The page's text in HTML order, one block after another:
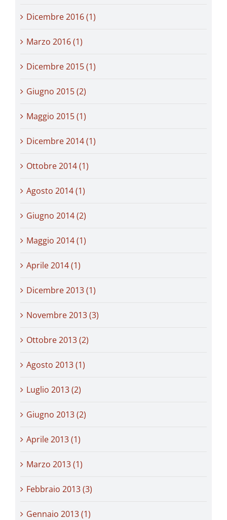
Dicembre 2016 (1)
Marzo 2016 (1)
Dicembre 2015 (1)
Giugno 2015 (2)
Maggio 2015 (1)
Dicembre 2014 (1)
Ottobre 2014 (1)
Agosto 2014 (1)
Giugno 2014 (2)
Maggio 2014 (1)
Aprile 2014 (1)
Dicembre 2013 (1)
Novembre 2013 (3)
Ottobre 2013 (2)
Agosto 2013 (1)
Luglio 2013 (2)
Giugno 2013 (2)
Aprile 2013 (1)
Marzo 2013 (1)
Febbraio 2013 (3)
Gennaio 2013 (1)